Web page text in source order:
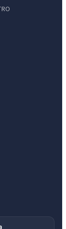
Diário Oficial,